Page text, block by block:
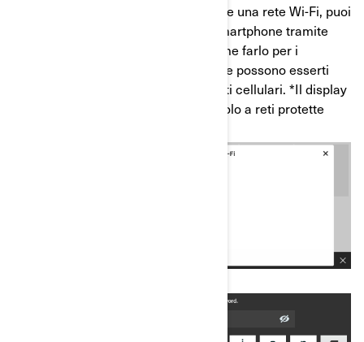
*Se vicino al veicolo non è disponibile una rete Wi-Fi, puoi
condividere la rete cellulare dello smartphone tramite
hotspot (seguono le istruzioni su come farlo per i
dispositivi Apple e Android). Nota che possono esserti
addebitate le tariffe previste per i dati cellulari. *Il display
touchscreen da 10,25” si connette solo a reti protette